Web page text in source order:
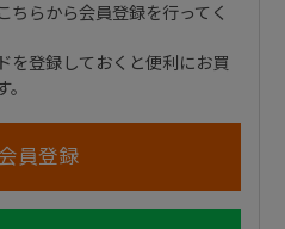
ちらから会員登録を行ってく
を登録しておくと便利にお買